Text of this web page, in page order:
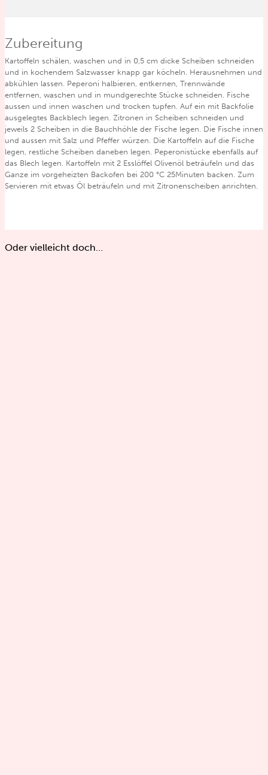
Zubereitung
Kartoffeln schälen, waschen und in 0,5 cm dicke Scheiben schneiden
und in kochendem Salzwasser knapp gar köcheln. Herausnehmen und
abkühlen lassen. Peperoni halbieren, entkernen, Trennwände
entfernen, waschen und in mundgerechte Stücke schneiden. Fische
aussen und innen waschen und trocken tupfen. Auf ein mit Backfolie
ausgelegtes Backblech legen. Zitronen in Scheiben schneiden und
jeweils 2 Scheiben in die Bauchhöhle der Fische legen. Die Fische innen
und aussen mit Salz und Pfeffer würzen. Die Kartoffeln auf die Fische
legen, restliche Scheiben daneben legen. Peperonistücke ebenfalls auf
das Blech legen. Kartoffeln mit 2 Esslöffel Olivenöl beträufeln und das
Ganze im vorgeheizten Backofen bei 200 °C 25Minuten backen. Zum
Servieren mit etwas Öl beträufeln und mit Zitronenscheiben anrichten.
Oder vielleicht doch…